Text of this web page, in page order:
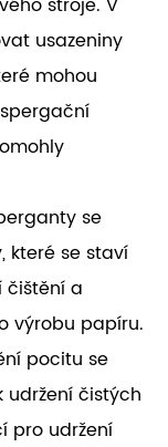
usazeniny
mohou
se
které se staví
čištění a
výrobu papíru.
pocitu se
udržení čistých
pro udržení